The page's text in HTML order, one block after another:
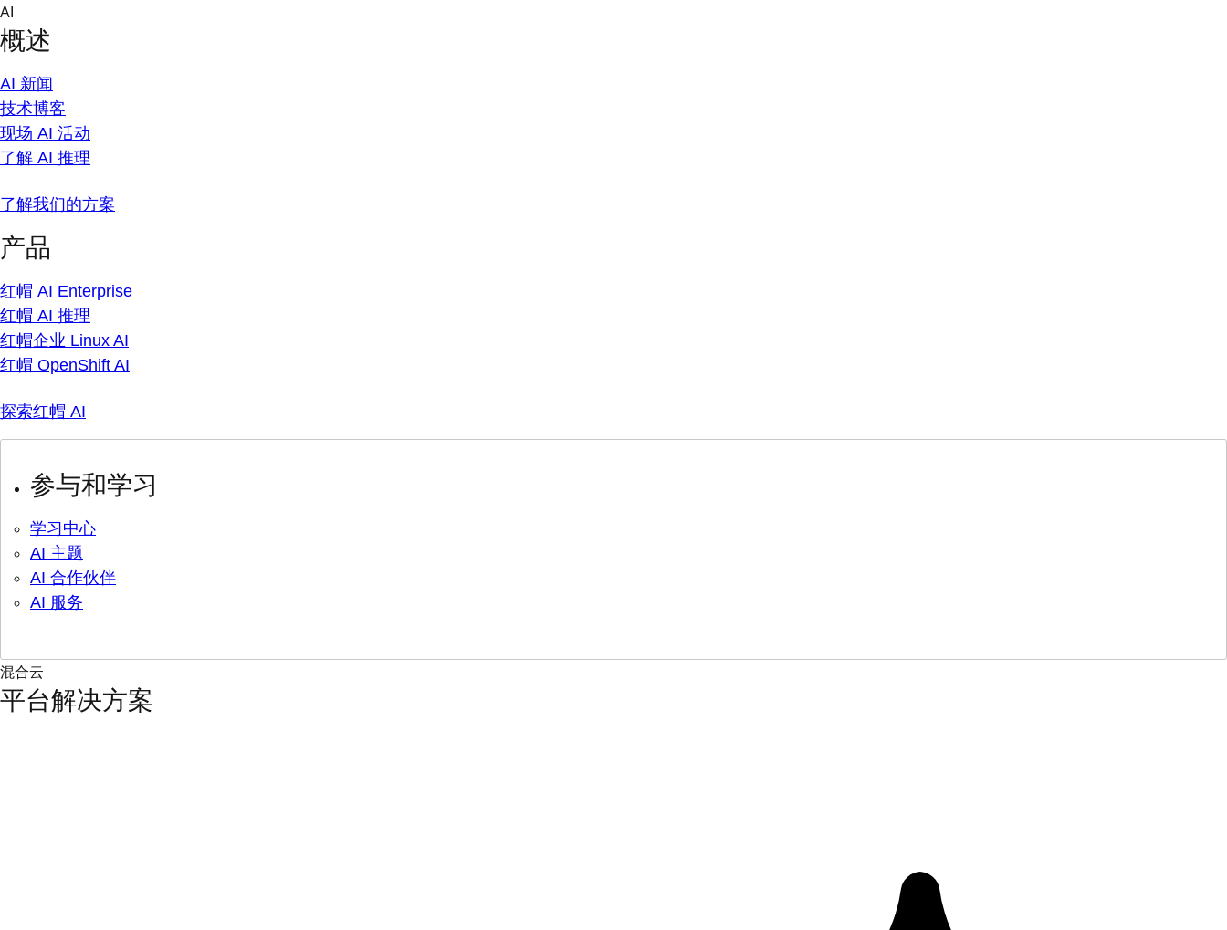
Skip
content
AI
概述
AI 新闻
技术博客
现场 AI 活动
了解 AI 推理
了解我们的方案
产品
红帽 AI Enterprise
红帽 AI 推理
红帽企业 Linux AI
红帽 OpenShift AI
探索红帽 AI
参与和学习
学习中心
AI 主题
AI 合作伙伴
AI 服务
混合云
平台解决方案